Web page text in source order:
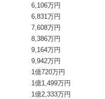
6,106万円
6,831万円
7,608万円
8,386万円
9,164万円
9,942万円
1億720万円
1億1,499万円
1億2,333万円